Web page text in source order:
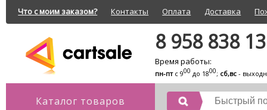
Что с моим заказом? Контакты Оплата Доставка
8 958 838
Время работы:
пн-птс 900 до 1800; сб,вс -
Каталог товаров